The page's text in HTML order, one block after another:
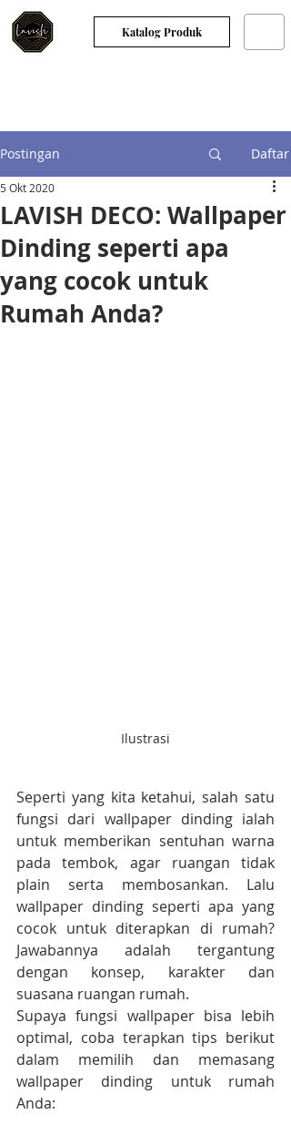
Katalog Produk
Postingan Daftar
LAVISH DECO: Wallpaper
Dinding seperti apa
yang cocok untuk
Rumah Anda?
5 Okt 2020
Ilustrasi
Seperti yang kita ketahui, salah satu
fungsi dari wallpaper dinding ialah
untuk memberikan sentuhan warna
pada tembok, agar ruangan tidak
plain serta membosankan. Lalu
wallpaper dinding seperti apa yang
cocok untuk diterapkan di rumah?
Jawabannya adalah tergantung
dengan konsep, karakter dan
suasana ruangan rumah.
Supaya fungsi wallpaper bisa lebih
optimal, coba terapkan tips berikut
dalam memilih dan memasang
wallpaper dinding untuk rumah
Anda: